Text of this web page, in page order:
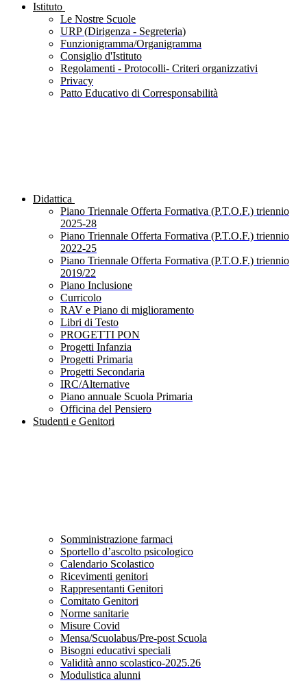
Istituto
Le Nostre Scuole
URP (Dirigenza - Segreteria)
Funzionigramma/Organigramma
Consiglio d'Istituto
Regolamenti - Protocolli- Criteri organizzativi
Privacy
Patto Educativo di Corresponsabilità
Didattica
Piano Triennale Offerta Formativa (P.T.O.F.) triennio
2025-28
Piano Triennale Offerta Formativa (P.T.O.F.) triennio
2022-25
Piano Triennale Offerta Formativa (P.T.O.F.) triennio
2019/22
Piano Inclusione
Curricolo
RAV e Piano di miglioramento
Libri di Testo
PROGETTI PON
Progetti Infanzia
Progetti Primaria
Progetti Secondaria
IRC/Alternative
Piano annuale Scuola Primaria
Officina del Pensiero
Studenti e Genitori
Somministrazione farmaci
Sportello d’ascolto psicologico
Calendario Scolastico
Ricevimenti genitori
Rappresentanti Genitori
Comitato Genitori
Norme sanitarie
Misure Covid
Mensa/Scuolabus/Pre-post Scuola
Bisogni educativi speciali
Validità anno scolastico-2025.26
Modulistica alunni